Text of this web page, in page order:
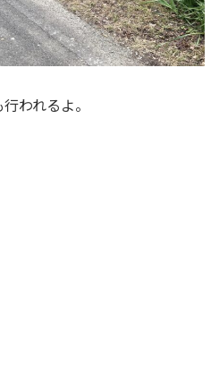
われるよ。